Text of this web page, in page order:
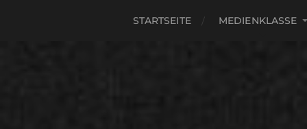
STARTSEITE MEDIENKLASSE